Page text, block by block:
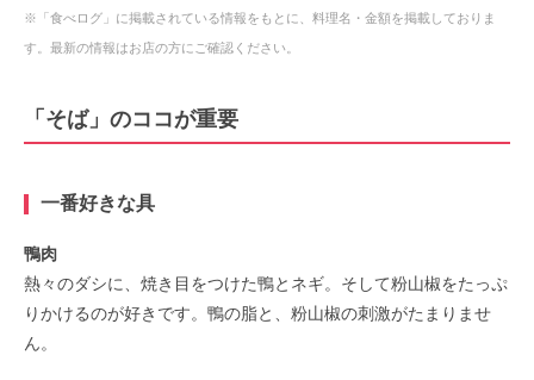
※「食べログ」に掲載されている情報をもとに、料理名・金額を掲載しておりま
す。最新の情報はお店の方にご確認ください。
「そば」のココが重要
一番好きな具
鴨肉
熱々のダシに、焼き目をつけた鴨とネギ。そして粉山椒をたっぷ
りかけるのが好きです。鴨の脂と、粉山椒の刺激がたまりませ
ん。